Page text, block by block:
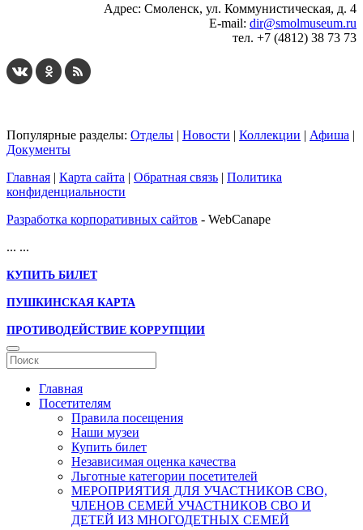
Адрес: Смоленск, ул. Коммунистическая, д. 4
E-mail: dir@smolmuseum.ru
тел. +7 (4812) 38 73 73
Популярные разделы: Отделы | Новости | Коллекции | Афиша |
Документы
Главная | Карта сайта | Обратная связь | Политика
конфиденциальности
Разработка корпоративных сайтов - WebCanape
... ...
КУПИТЬ БИЛЕТ
ПУШКИНСКАЯ КАРТА
ПРОТИВОДЕЙСТВИЕ КОРРУПЦИИ
Главная
Посетителям
Правила посещения
Наши музеи
Купить билет
Независимая оценка качества
Льготные категории посетителей
МЕРОПРИЯТИЯ ДЛЯ УЧАСТНИКОВ СВО,
ЧЛЕНОВ СЕМЕЙ УЧАСТНИКОВ СВО И
ДЕТЕЙ ИЗ МНОГОДЕТНЫХ СЕМЕЙ